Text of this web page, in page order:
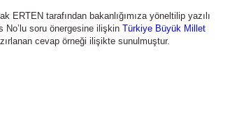
ERTEN tarafından bakanlığımıza yöneltilip yazılı
No’lu soru önergesine ilişkin Türkiye Büyük Millet
cevap örneği ilişikte sunulmuştur.